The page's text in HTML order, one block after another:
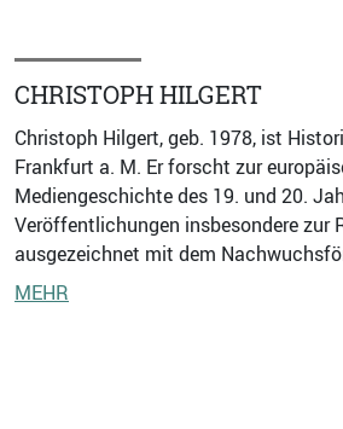
CHRISTOPH HILGERT
Christoph Hilgert, geb. 1978, ist
Frankfurt a. M. Er forscht zur
Mediengeschichte des 19. und 20.
Veröffentlichungen insbesondere zur
ausgezeichnet mit dem
MEHR